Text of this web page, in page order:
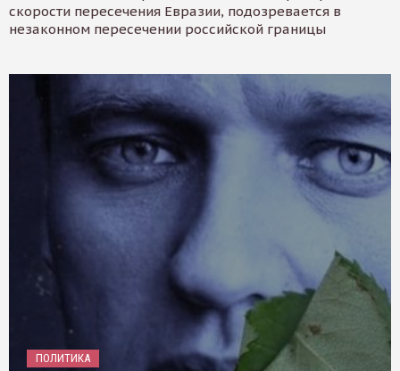
скорости пересечения Евразии, подозревается в
незаконном пересечении российской границы
ПОЛИТИКА